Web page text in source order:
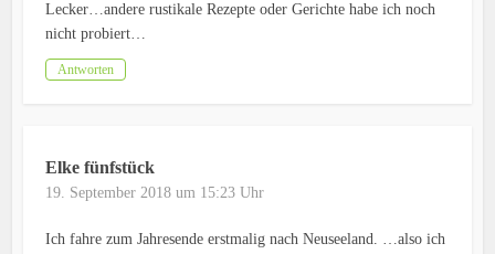
Lecker…andere rustikale Rezepte oder Gerichte habe ich noch
nicht probiert…
Antworten
Elke fünfstück
19. September 2018 um 15:23 Uhr
Ich fahre zum Jahresende erstmalig nach Neuseeland. …also ich